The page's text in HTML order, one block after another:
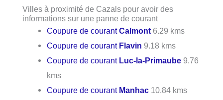
Villes à proximité de Cazals pour avoir des
informations sur une panne de courant
Coupure de courantCalmont 6.29 kms
Coupure de courant Flavin 9.18 kms
Coupure de courant Luc-la-Primaube 9.76
kms
Coupure de courant Manhac 10.84 kms